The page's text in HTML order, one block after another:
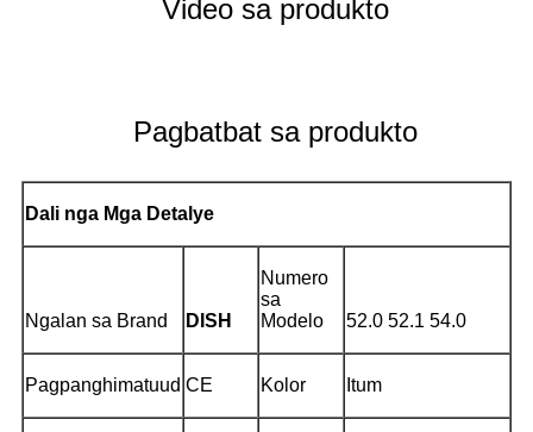
Video sa produkto
Pagbatbat sa produkto
Dali nga Mga Detalye
Ngalan sa Brand DISH
Numero
sa
Modelo
52.0 52.1 54.0
Pagpanghimatuud CE Kolor Itum